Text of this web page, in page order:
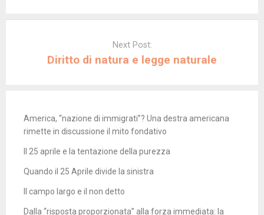
Next Post:
Diritto di natura e legge naturale
America, “nazione di immigrati”? Una destra americana
rimette in discussione il mito fondativo
Il 25 aprile e la tentazione della purezza
Quando il 25 Aprile divide la sinistra
Il campo largo e il non detto
Dalla “risposta proporzionata” alla forza immediata: la